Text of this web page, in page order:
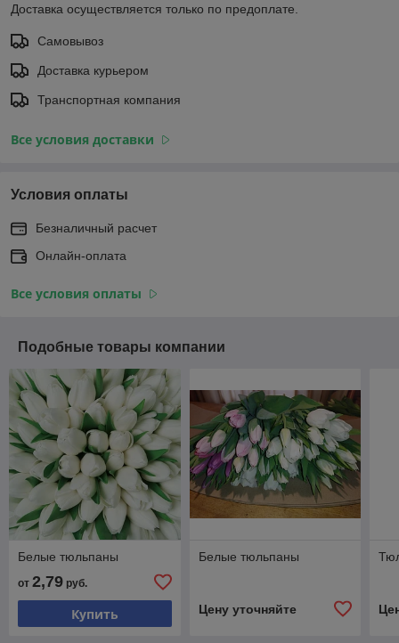
Доставка осуществляется только по предоплате.
Самовывоз
Доставка курьером
Транспортная компания
Все условия доставки
Условия оплаты
Безналичный расчет
Онлайн-оплата
Все условия оплаты
Подобные товары компании
Белые тюльпаны
от 2,79 руб.
Купить
Белые тюльпаны
Цену уточняйте